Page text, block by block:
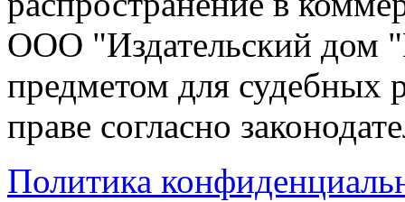
ООО "Издательский дом
предметом для судебных
праве согласно
Политика